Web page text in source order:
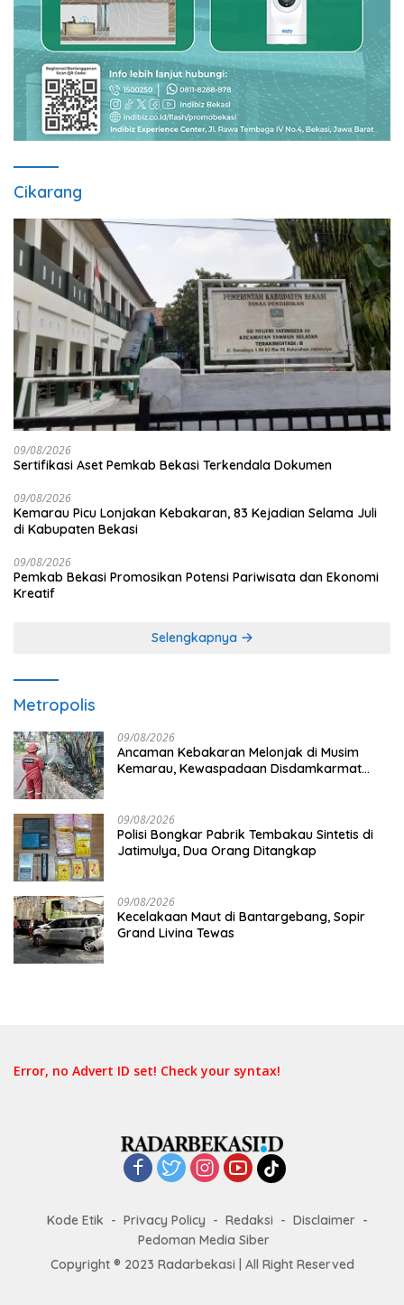
Cikarang
09/08/2026
Sertifikasi Aset Pemkab Bekasi Terkendala Dokumen
09/08/2026
Kemarau Picu Lonjakan Kebakaran, 83 Kejadian Selama Juli
di Kabupaten Bekasi
09/08/2026
Pemkab Bekasi Promosikan Potensi Pariwisata dan Ekonomi
Kreatif
Selengkapnya
Metropolis
09/08/2026
Ancaman Kebakaran Melonjak di Musim
Kemarau, Kewaspadaan Disdamkarmat
09/08/2026
Polisi Bongkar Pabrik Tembakau Sintetis di
Jatimulya, Dua Orang Ditangkap
09/08/2026
Kecelakaan Maut di Bantargebang, Sopir
Grand Livina Tewas
Error, no Advert ID set! Check your syntax!
Kode Etik Privacy Policy Redaksi
Disclaimer
Pedoman Media Siber
Copyright ® 2023 Radarbekasi | All Right Reserved